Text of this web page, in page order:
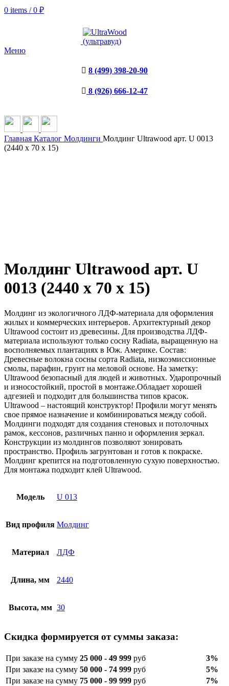
0 items / 0 ₽
Меню
8 (499) 398-20-90
8 (926) 666-12-47
Главная Каталог Молдинги Молдинг Ultrawood арт. U 0013
(2440 х 70 х 15)
Молдинг Ultrawood арт. U
0013 (2440 х 70 х 15)
Молдинг из экологичного ЛДФ-материала для оформления
жилых и коммерческих интерьеров. Архитектурный декор
Ultrawood состоит из древесины. Для производства ЛДФ-
материала используют только сосну Radiatа, выращенную на
восполняемых плантациях в Юж. Америке. Состав:
Древесные волокна сосны сорта Radiata, низкоэмиссионные
смолы, парафин, грунт на меловой основе. На заметку:
Ultrawood безопасный для людей и животных. Ударопрочный
и износостойкий, простой в монтаже.Обладает хорошей
адгезией и подходит для большинства типов красок.
Ultrawood – настоящий конструктор! Профили могут менять
свое прямое назначение и комбинироваться между собой.
Молдинги подходят для создания стеновых и потолочных
рамок, кессонов, различных панно и оформления зеркал.
Конструкции из молдингов позволяют зонировать
пространство. Профиль загрунтован и готов к покраске.
Молдинг крепится на подготовленную сухую поверхностью.
Для монтажа подходит клей Ultrawood.
Модель U 013
Вид профиля Молдинг
Материал ЛДФ
Длина, мм 2440
Высота, мм 30
Скидка формируется от суммы заказа:
При заказе на сумму 25 000 - 49 999 руб
3%
При заказе на сумму 50 000 - 74 999 руб
5%
При заказе на сумму 75 000 - 99 999 руб
7%